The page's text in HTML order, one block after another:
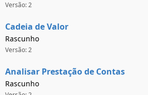
Versão: 2
Cadeia de Valor
Rascunho
Versão: 2
Analisar Prestação de Contas
Rascunho